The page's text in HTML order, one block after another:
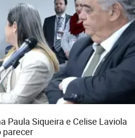
Paula Siqueira e Celise Laviola
parecer